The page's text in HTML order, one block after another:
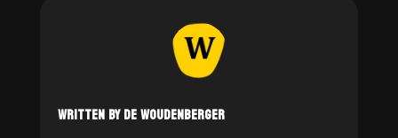
WRITTEN BY DE WOUDENBERGER